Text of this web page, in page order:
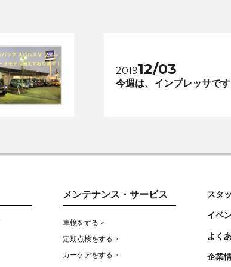
201912/03
今週は、インプレッサです
メンテナンス・サービス
車検をする >
定期点検をする >
カーケアをする >
スタ
イベ
よく
企業